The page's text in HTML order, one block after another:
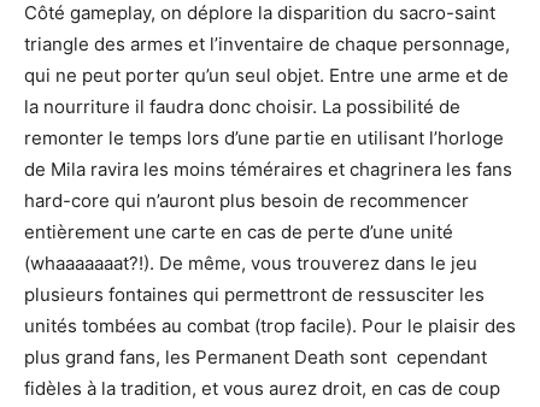
Côté gameplay, on déplore la disparition du sacro-saint
triangle des armes et l’inventaire de chaque personnage,
qui ne peut porter qu’un seul objet. Entre une arme et de
la nourriture il faudra donc choisir. La possibilité de
remonter le temps lors d’une partie en utilisant l’horloge
de Mila ravira les moins téméraires et chagrinera les fans
hard-core qui n’auront plus besoin de recommencer
entièrement une carte en cas de perte d’une unité
(whaaaaaaat?!). De même, vous trouverez dans le jeu
plusieurs fontaines qui permettront de ressusciter les
unités tombées au combat (trop facile). Pour le plaisir des
plus grand fans, les Permanent Death sont cependant
fidèles à la tradition, et vous aurez droit, en cas de coup